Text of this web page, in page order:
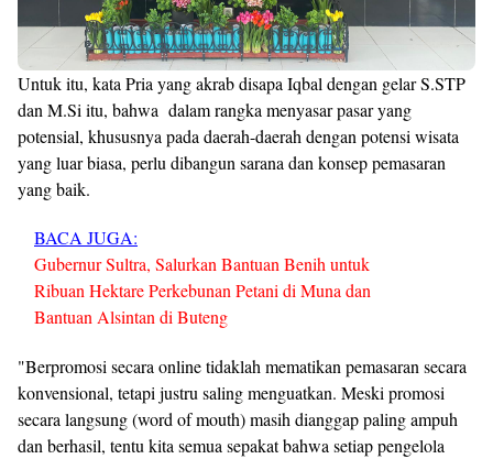
Untuk itu, kata Pria yang akrab disapa Iqbal dengan gelar S.STP
dan M.Si itu, bahwa dalam rangka menyasar pasar yang
potensial, khususnya pada daerah-daerah dengan potensi wisata
yang luar biasa, perlu dibangun sarana dan konsep pemasaran
yang baik.
BACA JUGA:
Gubernur Sultra, Salurkan Bantuan Benih untuk
Ribuan Hektare Perkebunan Petani di Muna dan
Bantuan Alsintan di Buteng
"Berpromosi secara online tidaklah mematikan pemasaran secara
konvensional, tetapi justru saling menguatkan. Meski promosi
secara langsung (word of mouth) masih dianggap paling ampuh
dan berhasil, tentu kita semua sepakat bahwa setiap pengelola